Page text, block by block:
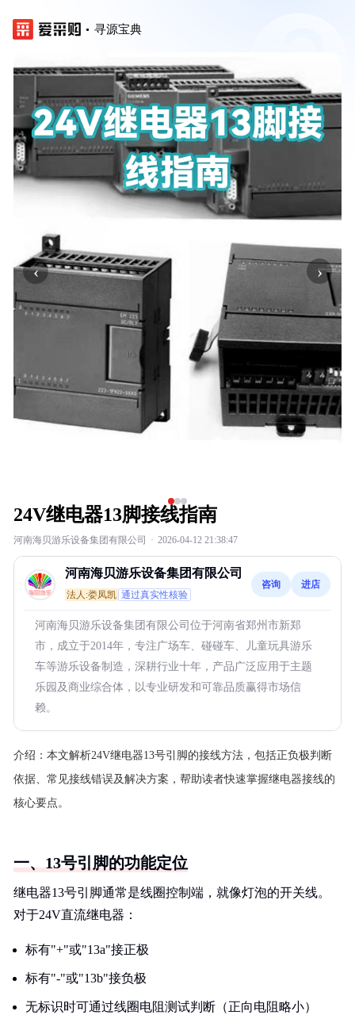
寻源宝典
‹ ›
24V继电器13脚接线指南
河南海贝游乐设备集团有限公司 · 2026-04-12 21:38:47
河南海贝游乐设备集团有限公司
法人:娄凤凯 通过真实性核验
咨询 进店
河南海贝游乐设备集团有限公司位于河南省郑州市新郑
市，成立于2014年，专注广场车、碰碰车、儿童玩具游乐
车等游乐设备制造，深耕行业十年，产品广泛应用于主题
乐园及商业综合体，以专业研发和可靠品质赢得市场信
赖。
介绍： 本文解析24V继电器13号引脚的接线方法，包括正负极判断
依据、常见接线错误及解决方案，帮助读者快速掌握继电器接线的
核心要点。
一、13号引脚的功能定位
继电器13号引脚通常是线圈控制端，就像灯泡的开关线。
对于24V直流继电器：
标有"+"或"13a"接正极
标有"-"或"13b"接负极
无标识时可通过线圈电阻测试判断（正向电阻略小）